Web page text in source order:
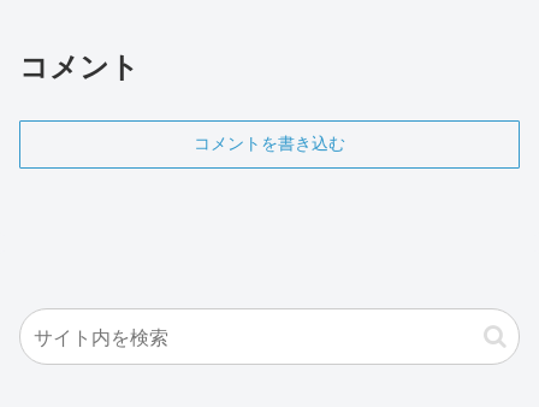
コメント
コメントを書き込む